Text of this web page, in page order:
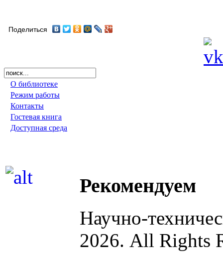
Поделиться
О библиотеке
Режим работы
Контакты
Гостевая книга
Доступная среда
Рекомендуем
Научно-
2026. All Rights